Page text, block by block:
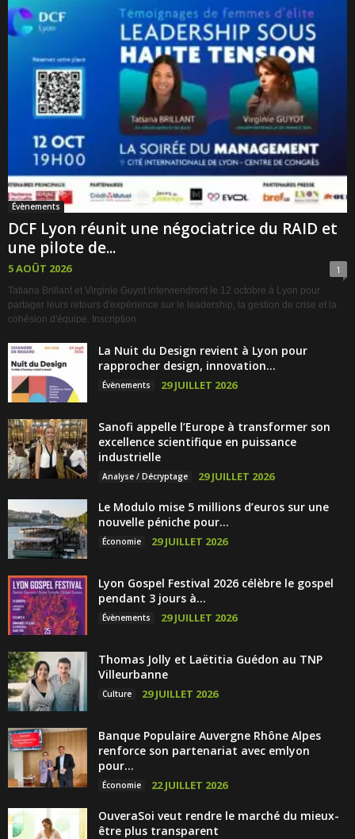
Évènements
DCF Lyon réunit une négociatrice du RAID et
une pilote de...
5 AOÛT 2026 1
Tatiana Brillant et Virginie Guyot interviendront le 12 octobre à Lyon pour
partager leurs retours d'expérience sur le leadership, la gestion de crise et la
cohésion d'équipe. Inscription
La Nuit du Design revient à Lyon pour
rapprocher design, innovation...
Évènements 29 JUILLET 2026
Sanofi appelle l’Europe à transformer son
excellence scientifique en puissance
industrielle
Analyse / Décryptage 29 JUILLET 2026
Le Modulo mise 5 millions d’euros sur une
nouvelle péniche pour...
Économie 29 JUILLET 2026
Lyon Gospel Festival 2026 célèbre le gospel
pendant 3 jours à...
Évènements 29 JUILLET 2026
Thomas Jolly et Laëtitia Guédon au TNP
Villeurbanne
Culture 29 JUILLET 2026
Banque Populaire Auvergne Rhône Alpes
renforce son partenariat avec emlyon
pour...
Économie 22 JUILLET 2026
OuveraSoi veut rendre le marché du mieux-
être plus transparent